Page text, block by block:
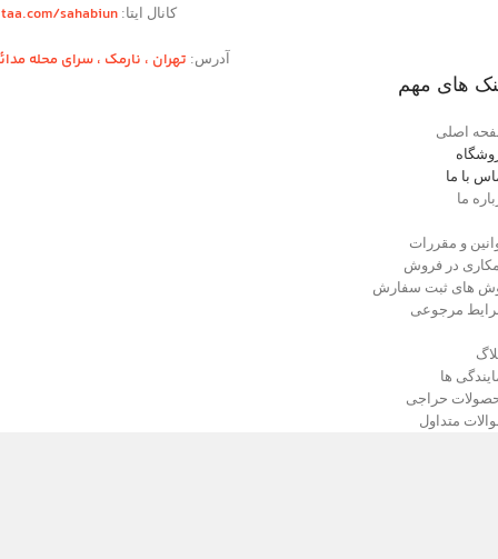
کانال ایتا: sahabiun
آدرس: تهران ،‌ نارمک ، سرای محله
های مهم
اصلی
با ما
ما
و مقررات
در فروش
های ثبت سفارش
مرجوعی
ها
حراجی
متداول